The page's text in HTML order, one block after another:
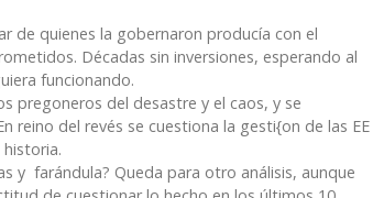
de quienes la gobernaron producía con el
Décadas sin inversiones, esperando al
funcionando.
pregoneros del desastre y el caos, y se
reino del revés se cuestiona la gesti{on de las EE
y farándula? Queda para otro análisis, aunque